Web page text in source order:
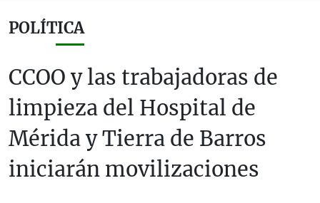
POLÍTICA
CCOO y las trabajadoras de
limpieza del Hospital de
Mérida y Tierra de Barros
iniciarán movilizaciones